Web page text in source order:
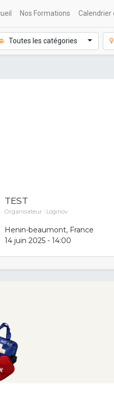
Nos Formations Calendrier
Toutes les catégories
TEST
Organisateur : Loginov
Henin-beaumont, France
14 juin 2025 - 14:00